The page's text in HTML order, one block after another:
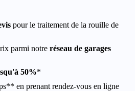
pour le traitement de la rouille de
parmi notre réseau de garages
50%*
en prenant rendez-vous en ligne